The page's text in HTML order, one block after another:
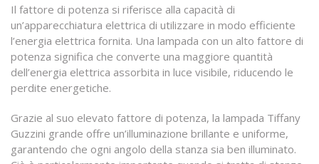
Il fattore di potenza si riferisce alla capacità di
un’apparecchiatura elettrica di utilizzare in modo efficiente
l’energia elettrica fornita. Una lampada con un alto fattore di
potenza significa che converte una maggiore quantità
dell’energia elettrica assorbita in luce visibile, riducendo le
perdite energetiche.
Grazie al suo elevato fattore di potenza, la lampada Tiffany
Guzzini grande offre un’illuminazione brillante e uniforme,
garantendo che ogni angolo della stanza sia ben illuminato.